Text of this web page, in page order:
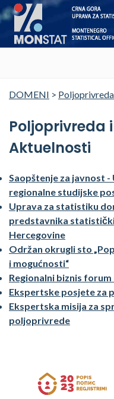
DOMENI >
Poljoprivreda
Aktuelnosti
Saopštenje za javnost
regionalne studijske
Uprava za statistiku
predstavnika
Hercegovine
Održan okrugli sto
i mogućnosti“
Regionalni biznis forum
Ekspertske posjete za
Ekspertska misija za
poljoprivrede